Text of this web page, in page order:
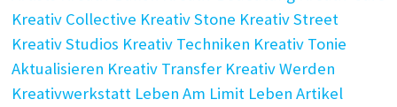
Kreativ Collective Kreativ Stone Kreativ Street
Kreativ Studios Kreativ Techniken Kreativ Tonie
Aktualisieren Kreativ Transfer Kreativ Werden
Kreativwerkstatt Leben Am Limit Leben Artikel